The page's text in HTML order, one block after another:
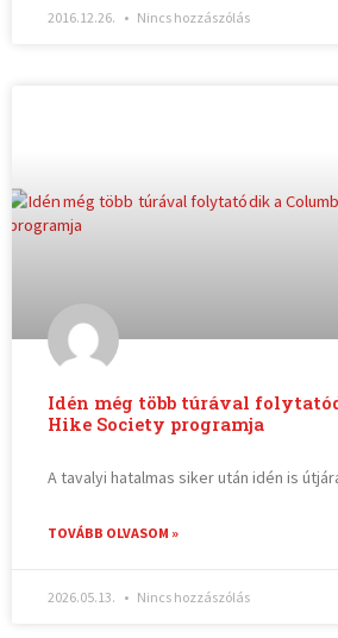
2016.12.26. Nincs hozzászólás
Idén még több túrával
Hike Society programja
A tavalyi hatalmas siker után idén is
TOVÁBB OLVASOM »
2026.05.13. Nincs hozzászólás